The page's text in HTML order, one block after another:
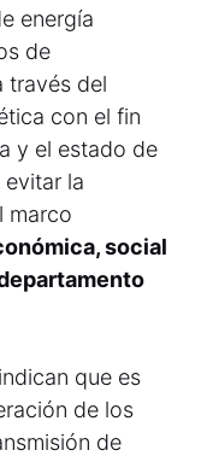
energía
de
través del
con el fin
y el estado de
la
marco
social
que es
de los
de